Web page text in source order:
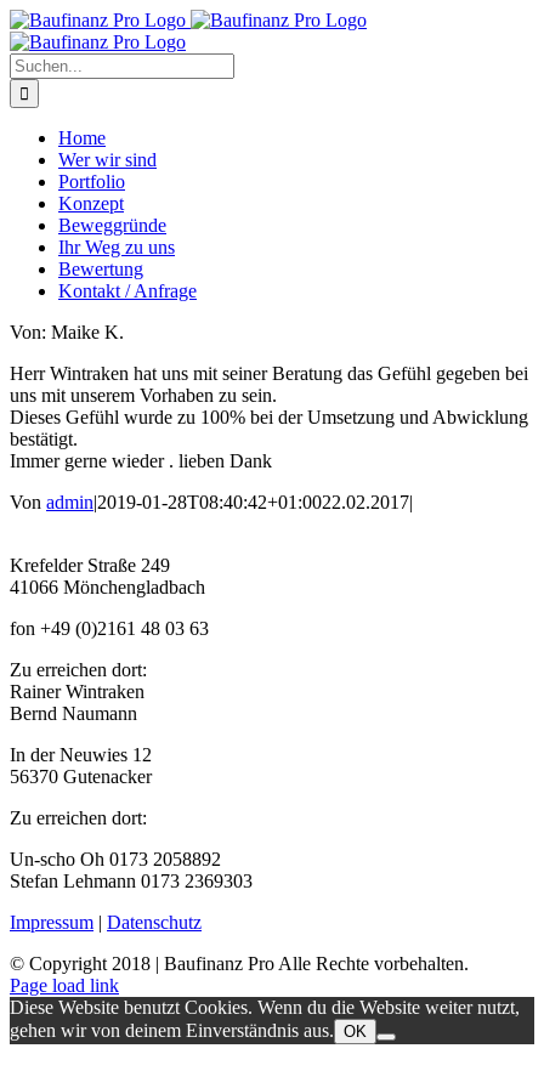
Zum
Inhalt
springen
Suche
nach:
Home
Wer wir sind
Portfolio
Konzept
Beweggründe
Ihr Weg zu uns
Bewertung
Kontakt / Anfrage
Von: Maike K.
Herr Wintraken hat uns mit seiner Beratung das Gefühl gegeben bei
uns mit unserem Vorhaben zu sein.
Dieses Gefühl wurde zu 100% bei der Umsetzung und Abwicklung
bestätigt.
Immer gerne wieder . lieben Dank
Von admin|2019-01-28T08:40:42+01:0022.02.2017|
Krefelder Straße 249
41066 Mönchengladbach
fon +49 (0)2161 48 03 63
Zu erreichen dort:
Rainer Wintraken
Bernd Naumann
In der Neuwies 12
56370 Gutenacker
Zu erreichen dort:
Un-scho Oh 0173 2058892
Stefan Lehmann 0173 2369303
Impressum | Datenschutz
© Copyright 2018 | Baufinanz Pro Alle Rechte vorbehalten.
Page load link
Diese Website benutzt Cookies. Wenn du die Website weiter nutzt,
gehen wir von deinem Einverständnis aus. OK